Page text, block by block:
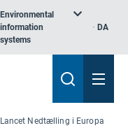
Environmental
information
systems
DA
Lancet Nedtælling i Europa